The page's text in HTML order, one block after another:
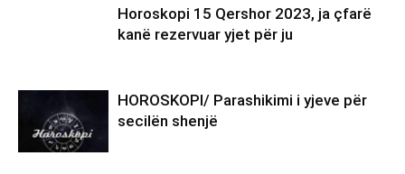
Horoskopi 15 Qershor 2023, ja çfarë
kanë rezervuar yjet për ju
HOROSKOPI/ Parashikimi i yjeve për
secilën shenjë